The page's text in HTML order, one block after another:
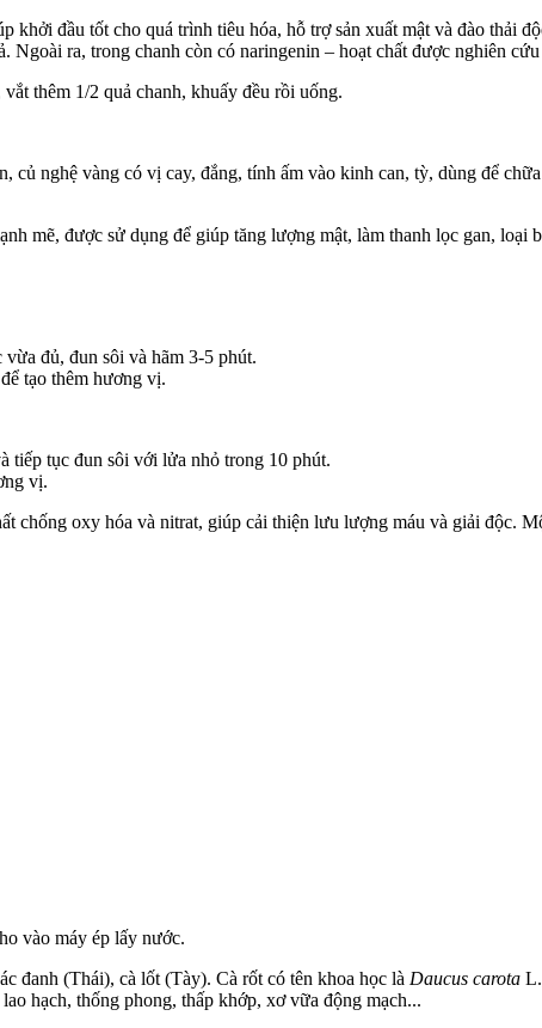
khởi đầu tốt cho quá trình tiêu hóa, hỗ trợ sản xuất mật và đào thải
ra, trong chanh còn có naringenin – hoạt chất được nghiên
thêm 1/2 quả chanh, khuấy đều rồi uống.
củ nghệ vàng có vị cay, đắng, tính ấm vào kinh can, tỳ, dùng để
mẽ, được sử dụng để giúp tăng lượng mật, làm thanh lọc gan, loại
đủ, đun sôi và hãm 3-5 phút.
tạo thêm hương vị.
tiếp tục đun sôi với lửa nhỏ trong 10 phút.
vị.
chống oxy hóa và nitrat, giúp cải thiện lưu lượng máu và giải độc.
vào máy ép lấy nước.
đanh (Thái), cà lốt (Tày). Cà rốt có tên khoa học là Daucus carota
hạch, thống phong, thấp khớp, xơ vữa động mạch...